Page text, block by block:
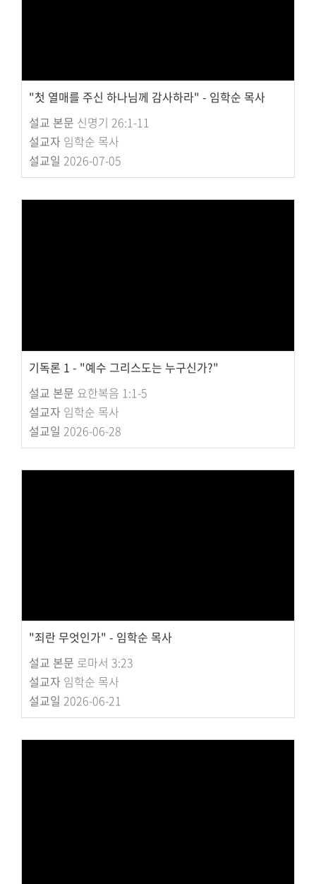
"첫 열매를 주신 하나님께 감사하라" - 임학순 목사
설교 본문 신명기 26:1-11
설교자 임학순 목사
설교일 2026-07-05
기독론 1 - "예수 그리스도는 누구신가?"
설교 본문 요한복음 1:1-5
설교자 임학순 목사
설교일 2026-06-28
"죄란 무엇인가" - 임학순 목사
설교 본문 로마서 3:23
설교자 임학순 목사
설교일 2026-06-21